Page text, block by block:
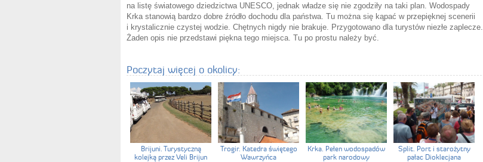
na listę światowego dziedzictwa UNESCO, jednak władze się nie zgodziły na taki plan. Wodospady
Krka stanowią bardzo dobre źródło dochodu dla państwa. Tu można się kąpać w przepięknej scenerii
i krystalicznie czystej wodzie. Chętnych nigdy nie brakuje. Przygotowano dla turystów niezłe zaplecze.
Żaden opis nie przedstawi piękna tego miejsca. Tu po prostu należy być.
Poczytaj więcej o okolicy:
Brijuni. Turystyczną
kolejką przez Veli Brijun
Trogir. Katedra świętego
Wawrzyńca
Krka. Pełen wodospadów
park narodowy
Split. Port i starożytny
pałac Dioklecjana